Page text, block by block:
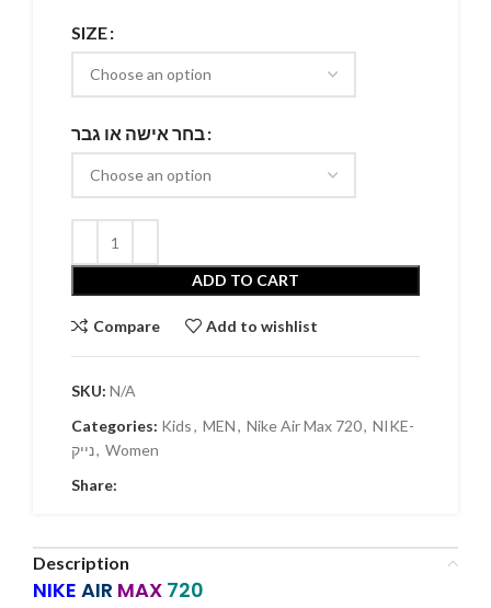
SIZE
בחר אישה או גבר
ADD TO CART
Compare Add to wishlist
SKU: N/A
Categories: Kids, MEN, Nike Air Max 720, NIKE-
נייק, Women
Share:
Description
NIKE AIR MAX 720